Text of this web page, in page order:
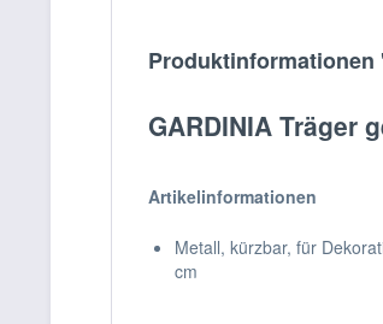
Produktinformationen
GARDINIA Träger
Artikelinformationen
Metall, kürzbar, für
cm